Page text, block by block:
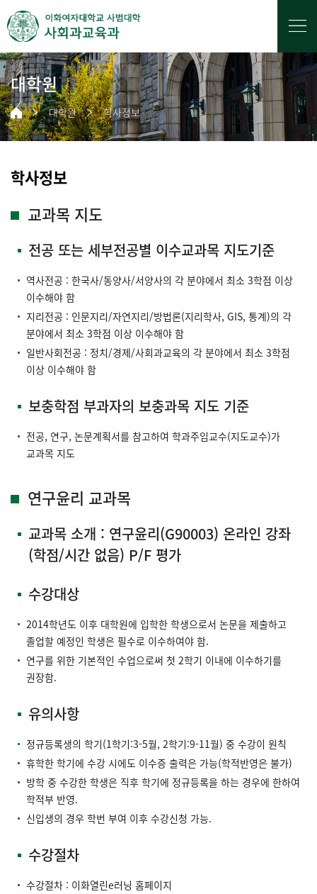
대학원
대학원 학사정보
학사정보
교과목 지도
전공 또는 세부전공별 이수교과목 지도기준
역사전공 : 한국사/동양사/서양사의 각 분야에서 최소 3학점 이상
이수해야 함
지리전공 : 인문지리/자연지리/방법론(지리학사, GIS, 통계)의 각
분야에서 최소 3학점 이상 이수해야 함
일반사회전공 : 정치/경제/사회과교육의 각 분야에서 최소 3학점
이상 이수해야 함
보충학점 부과자의 보충과목 지도 기준
전공, 연구, 논문계획서를 참고하여 학과주임교수(지도교수)가
교과목 지도
연구윤리 교과목
교과목 소개 : 연구윤리(G90003) 온라인 강좌
(학점/시간 없음) P/F 평가
수강대상
2014학년도 이후 대학원에 입학한 학생으로서 논문을 제출하고
졸업할 예정인 학생은 필수로 이수하여야 함.
연구를 위한 기본적인 수업으로써 첫 2학기 이내에 이수하기를
권장함.
유의사항
정규등록생의 학기(1학기:3-5월, 2학기:9-11월) 중 수강이 원칙
휴학한 학기에 수강 시에도 이수증 출력은 가능(학적반영은 불가)
방학 중 수강한 학생은 직후 학기에 정규등록을 하는 경우에 한하여
학적부 반영.
신입생의 경우 학번 부여 이후 수강신청 가능.
수강절차
수강절차 : 이화열린e러닝 홈페이지